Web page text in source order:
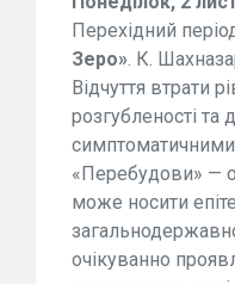
Перехідний
Зеро». К.
Відчуття втрати
розгубленості та
«Перебудови» —
може носити
очікуванно